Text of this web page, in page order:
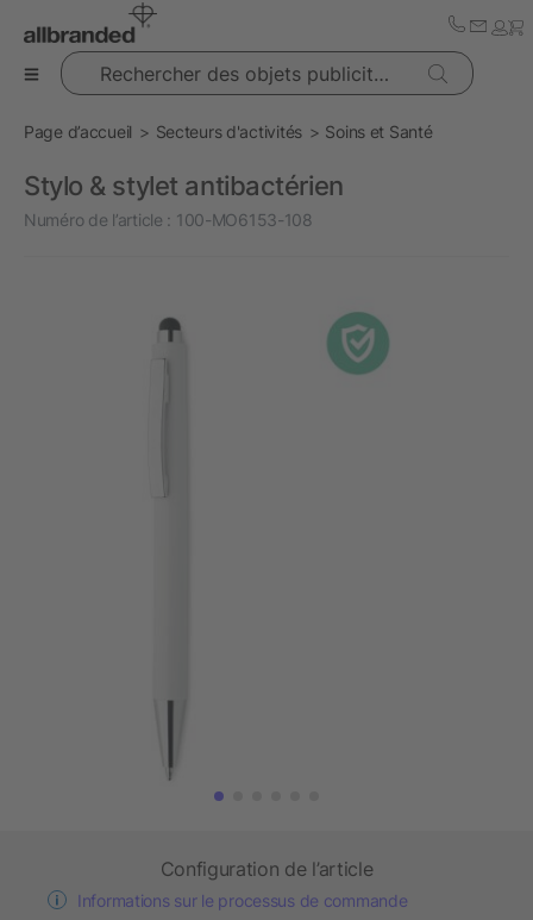
Rechercher des objets publicitaires
Page d’accueil Secteurs d'activités Soins et Santé
Stylo & stylet antibactérien
Numéro de l’article : 100-MO6153-108
Configuration de l’article
Informations sur le processus de commande